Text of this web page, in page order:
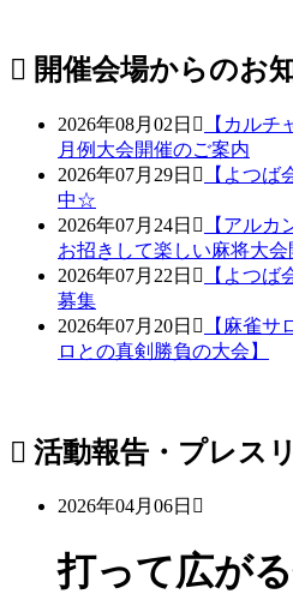
開催会場からのお
2026年08月02日
【カル
月例大会開催のご案内
2026年07月29日
【よつ
中☆
2026年07月24日
【アル
お招きして楽しい麻将大会
2026年07月22日
【よつ
募集
2026年07月20日
【麻雀
ロとの真剣勝負の大会】
活動報告・プレス
2026年04月06日
打って広が